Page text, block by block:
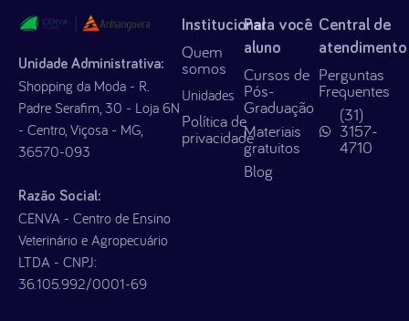
Unidade Administrativa:
Shopping da Moda - R.
Padre Serafim, 30 - Loja 6N
- Centro, Viçosa - MG,
36570-093
Razão Social:
CENVA - Centro de Ensino
Veterinário e Agropecuário
LTDA - CNPJ:
36.105.992/0001-69
Institucional
Quem
somos
Unidades
Política de
privacidade
Para você
aluno
Cursos de
Pós-
Graduação
Materiais
gratuitos
Blog
Central de
atendimento
Perguntas
Frequentes
(31)
3157-
4710